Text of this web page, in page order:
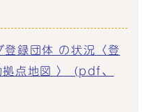
登録団体 の状況〈登
拠点地図 〉 (pdf、